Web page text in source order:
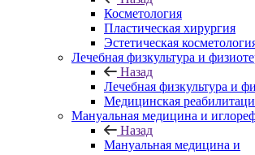
Косметология
Пластическая хирургия
Эстетическая
Лечебная физкультура и
Назад
Лечебная физкультура и
Медицинская
Мануальная медицина и
Назад
Мануальная медицина и